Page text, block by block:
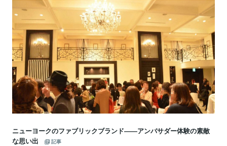
ニューヨークのファブリックブランド――アンバサダー体験の素敵
な思い出
記事